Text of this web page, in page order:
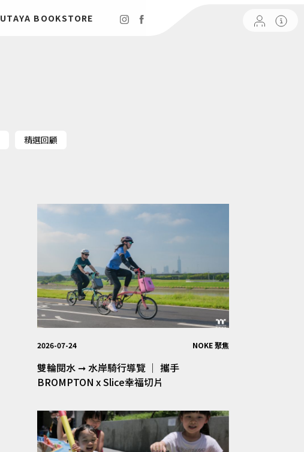
BOOKSTORE
精選回顧
2026-07-24 NOKE 聚焦
雙輪閱水 ➞ 水岸騎行導覽 │ 攜手
BROMPTON x Slice幸福切片